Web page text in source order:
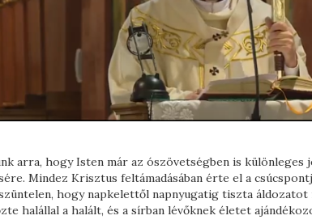
arra, hogy Isten már az ószövetségben is
Mindez Krisztus feltámadásában érte el a
hogy napkelettől napnyugatig tiszta
halállal a halált, és a sírban lévőknek életet